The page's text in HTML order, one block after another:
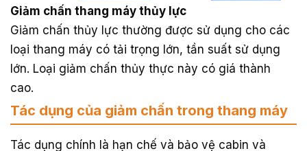
Giảm chấn thang máy thủy lực
Giảm chấn thủy lực thường được sử dụng cho các
loại thang máy có tải trọng lớn, tần suất sử dụng
lớn. Loại giảm chấn thủy thực này có giá thành
cao.
Tác dụng của giảm chấn trong thang máy
Tác dụng chính là hạn chế và bảo vệ cabin và